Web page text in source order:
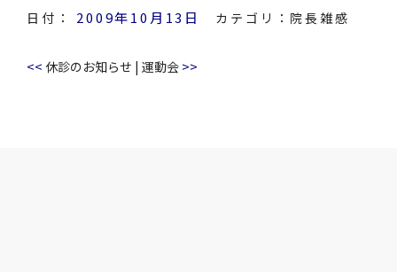
日付： 2009年10月13日 カテゴリ： 院長雑感
<< 休診のお知らせ | 運動会 >>